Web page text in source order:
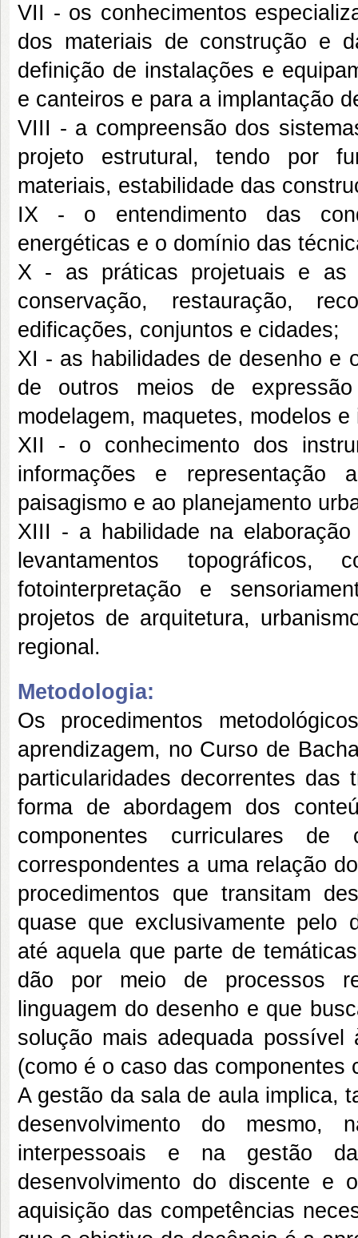
VII - os conhecimentos
dos materiais de construção e
definição de instalações e
e canteiros e para a implantação
VIII - a compreensão dos
projeto estrutural, tendo por
materiais, estabilidade das
IX - o entendimento das
energéticas e o domínio das
X - as práticas projetuais e as
conservação, restauração,
edificações, conjuntos e cidades;
XI - as habilidades de desenho e
de outros meios de
modelagem, maquetes, modelos
XII - o conhecimento dos
informações e representação
paisagismo e ao planejamento
XIII - a habilidade na
levantamentos
fotointerpretação e
projetos de arquitetura,
regional.
Metodologia:
Os procedimentos
aprendizagem, no Curso de
particularidades decorrentes
forma de abordagem dos
componentes curriculares
correspondentes a uma relação
procedimentos que transitam
quase que exclusivamente pelo
até aquela que parte de
dão por meio de processos
linguagem do desenho e que
solução mais adequada
(como é o caso das componentes
A gestão da sala de aula implica,
desenvolvimento do
interpessoais e na gestão
desenvolvimento do discente e
aquisição das competências